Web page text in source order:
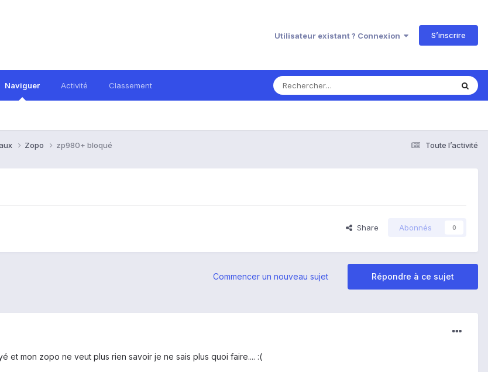
Utilisateur existant ? Connexion S’inscrire
Naviguer Activité Classement
Toute l’activité
Zopo zp980+ bloqué
Share Abonnés 0
Répondre à ce sujet
Commencer un nouveau sujet
et mon zopo ne veut plus rien savoir je ne sais plus quoi faire.... :(